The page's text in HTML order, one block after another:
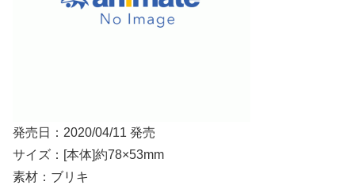
発売日：2020/04/11 発売
サイズ：[本体]約78×53mm
素材：ブリキ